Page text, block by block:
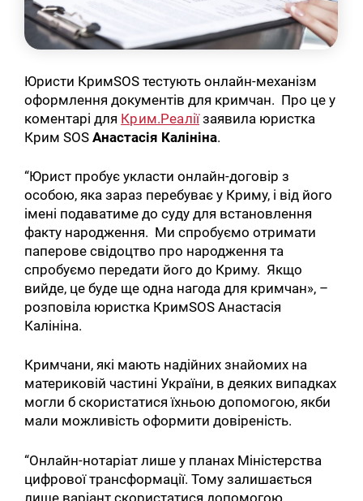
Юристи КримSOS тестують онлайн-механізм
оформлення документів для кримчан. Про це у
коментарі для Крим.Реаліїзаявила юристка
Крим SOSАнастасія Калініна.
“Юрист пробує укласти онлайн-договір з
особою, яка зараз перебуває у Криму, і від його
імені подаватиме до суду для встановлення
факту народження. Ми спробуємо отримати
паперове свідоцтво про народження та
спробуємо передати його до Криму. Якщо
вийде, це буде ще одна нагода для кримчан», –
розповіла юристка КримSOS Анастасія
Калініна.
Кримчани, які мають надійних знайомих на
материковій частині України, в деяких випадках
могли б скористатися їхньою допомогою, якби
мали можливість оформити довіреність.
“Онлайн-нотаріат лише у планах Міністерства
цифрової трансформації. Тому залишається
лише варіант скористатися допомогою